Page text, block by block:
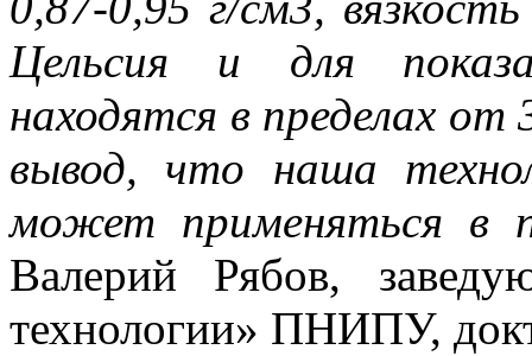
Цельсия и для
находятся в пределах
вывод, что наша
может применяться в
Валерий Рябов,
технологии» ПНИПУ,